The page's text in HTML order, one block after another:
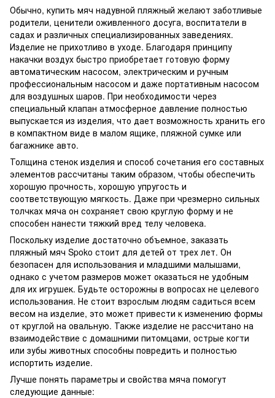
Обычно, купить мяч надувной пляжный желают заботливые
родители, ценители оживленного досуга, воспитатели в
садах и различных специализированных заведениях.
Изделие не прихотливо в уходе. Благодаря принципу
накачки воздух быстро приобретает готовую форму
автоматическим насосом, электрическим и ручным
профессиональным насосом и даже портативным насосом
для воздушных шаров. При необходимости через
специальный клапан атмосферное давление полностью
выпускается из изделия, что дает возможность хранить его
в компактном виде в малом ящике, пляжной сумке или
багажнике авто.
Толщина стенок изделия и способ сочетания его составных
элементов рассчитаны таким образом, чтобы обеспечить
хорошую прочность, хорошую упругость и
соответствующую мягкость. Даже при чрезмерно сильных
толчках мяча он сохраняет свою круглую форму и не
способен нанести тяжкий вред телу человека.
Поскольку изделие достаточно объемное, заказать
пляжный мяч Spoko стоит для детей от трех лет. Он
безопасен для использования и младшими малышами,
однако с учетом размеров может оказаться не удобным
для их игрушек. Будьте осторожны в вопросах не целевого
использования. Не стоит взрослым людям садиться всем
весом на изделие, это может привести к изменению формы
от круглой на овальную. Также изделие не рассчитано на
взаимодействие с домашними питомцами, острые когти
или зубы животных способны повредить и полностью
испортить изделие.
Лучше понять параметры и свойства мяча помогут
следующие данные: